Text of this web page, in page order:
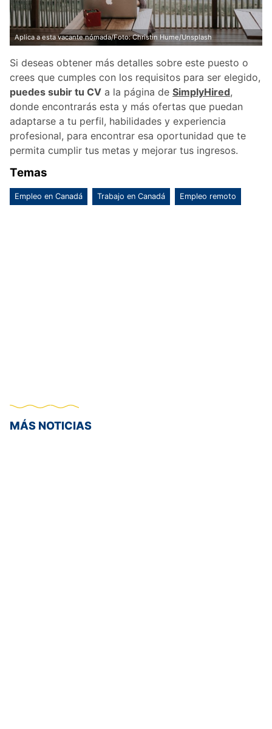
Aplica a esta vacante nómada/Foto: Christin Hume/Unsplash
Si deseas obtener más detalles sobre este puesto o
crees que cumples con los requisitos para ser elegido,
puedes subir tu CV a la página de SimplyHired,
donde encontrarás esta y más ofertas que puedan
adaptarse a tu perfil, habilidades y experiencia
profesional, para encontrar esa oportunidad que te
permita cumplir tus metas y mejorar tus ingresos.
Temas
Empleo en Canadá Trabajo en Canadá Empleo remoto
MÁS NOTICIAS